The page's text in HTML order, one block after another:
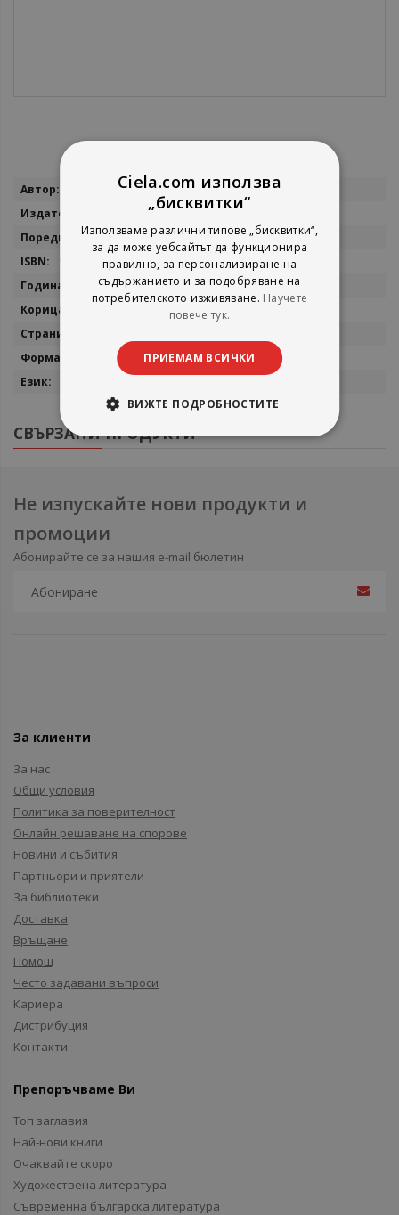
Повече
Robert Kirkman
Diamond Comics
Invincible
9781534328037
2026
23 x 15.2 cm
СВЪРЗАНИ ПРОДУКТИ
Не изпускайте нови продукти и
промоции
Абонирайте се за нашия e-mail бюлетин
За клиенти
За нас
Общи условия
Политика за поверителност
Онлайн решаване на спорове
Новини и събития
Партньори и приятели
За библиотеки
Доставка
Връщане
Помощ
Често задавани въпроси
Кариера
Дистрибуция
Контакти
Препоръчваме Ви
Топ заглавия
Най-нови книги
Очаквайте скоро
Художествена литература
Съвременна българска литература
Ciela.com използва
„бисквитки“
Използваме различни типове „бисквитки“,
за да може уебсайтът да функционира
правилно, за персонализиране на
съдържанието и за подобряване на
потребителското изживяване. Научете
повече тук.
ПРИЕМАМ ВСИЧКИ
ВИЖТЕ ПОДРОБНОСТИТЕ